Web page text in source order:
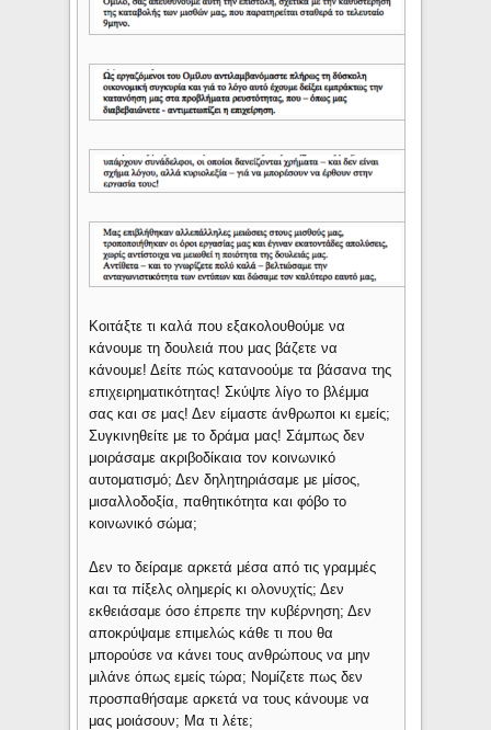
Κοιτάξτε τι καλά που εξακολουθούμε να
κάνουμε τη δουλειά που μας βάζετε να
κάνουμε! Δείτε πώς κατανοούμε τα βάσανα της
επιχειρηματικότητας! Σκύψτε λίγο το βλέμμα
σας και σε μας! Δεν είμαστε άνθρωποι κι εμείς;
Συγκινηθείτε με το δράμα μας! Σάμπως δεν
μοιράσαμε ακριβοδίκαια τον κοινωνικό
αυτοματισμό; Δεν δηλητηριάσαμε με μίσος,
μισαλλοδοξία, παθητικότητα και φόβο το
κοινωνικό σώμα;
Δεν το δείραμε αρκετά μέσα από τις γραμμές
και τα πίξελς ολημερίς κι ολονυχτίς; Δεν
εκθειάσαμε όσο έπρεπε την κυβέρνηση; Δεν
αποκρύψαμε επιμελώς κάθε τι που θα
μπορούσε να κάνει τους ανθρώπους να μην
μιλάνε όπως εμείς τώρα; Νομίζετε πως δεν
προσπαθήσαμε αρκετά να τους κάνουμε να
μας μοιάσουν; Μα τι λέτε;